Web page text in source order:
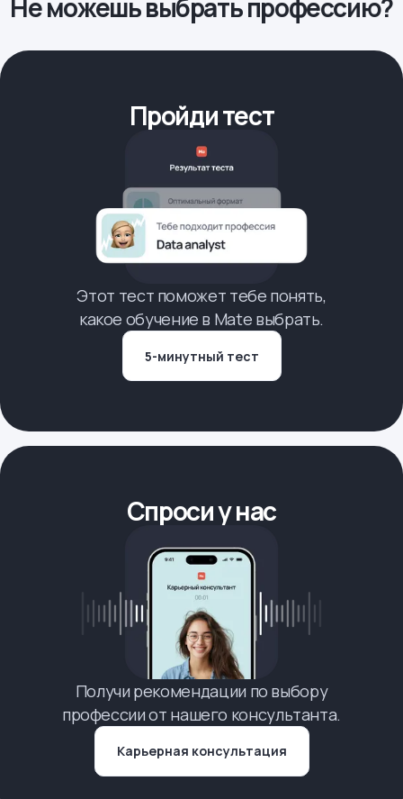
Не можешь выбрать профессию?
Пройди тест
Этот тест поможет тебе понять,
какое обучение в Mate выбрать.
5-минутный тест
Спроси у нас
Получи рекомендации по выбору
профессии от нашего консультанта.
Карьерная консультация